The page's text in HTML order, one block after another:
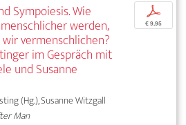
Sympoiesis. Wie
werden,
vermenschlichen?
im Gespräch mit
und Susanne
(Hg.), Susanne Witzgall
Man
p
€ 9,95